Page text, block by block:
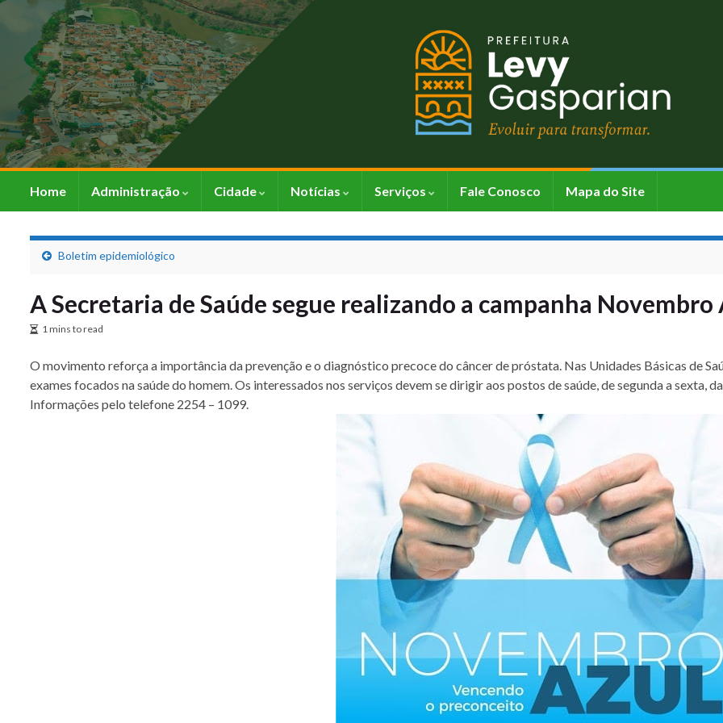
Home Administração Cidade Notícias Serviços Fale Conosco Mapa do Site
Boletim epidemiológico
A Secretaria de Saúde segue realizando a campanha Novembro
1 mins to read
O movimento reforça a importância da prevenção e o diagnóstico precoce do câncer de próstata. Nas Unidades Básicas de
exames focados na saúde do homem. Os interessados nos serviços devem se dirigir aos postos de saúde, de segunda a sexta,
Informações pelo telefone 2254 – 1099.